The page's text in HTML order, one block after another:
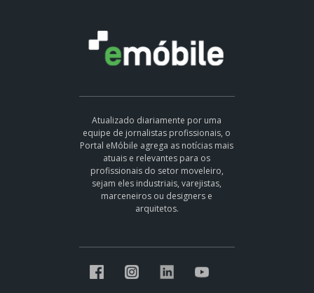
Atualizado diariamente por uma
equipe de jornalistas profissionais, o
Portal eMóbile agrega as notícias mais
atuais e relevantes para os
profissionais do setor moveleiro,
sejam eles industriais, varejistas,
marceneiros ou designers e
arquitetos.